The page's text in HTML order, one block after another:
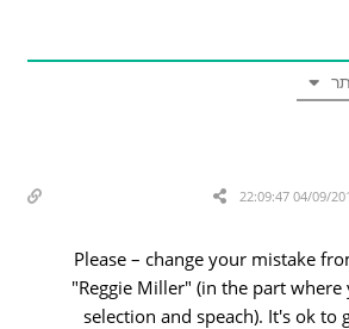
Please – change your mistake
"Reggie Miller" (in the part
selection and speach). It's ok to